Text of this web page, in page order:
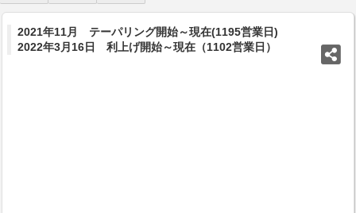
2021年11月 テーパリング開始～現在(1195営業日)
2022年3月16日 利上げ開始～現在（1102営業日）